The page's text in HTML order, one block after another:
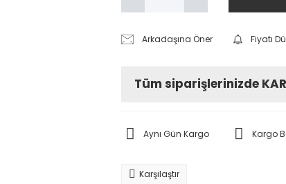
Arkadaşına Öner Fiyatı
Tüm siparişlerinizde
Aynı Gün Kargo Kargo
Karşılaştır